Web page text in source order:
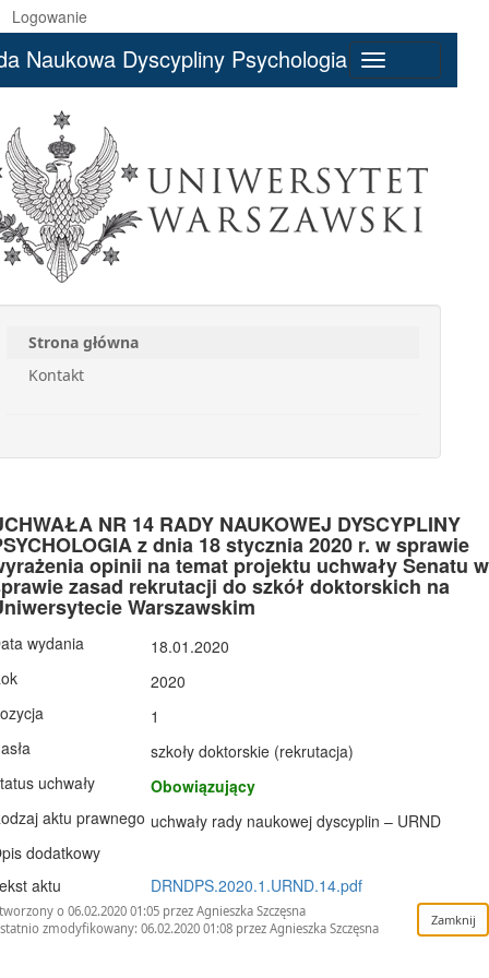
Logowanie
navigation
Naukowa Dyscypliny Psychologia
Strona główna
Kontakt
NR 14 RADY NAUKOWEJ DYSCYPLINY
z dnia 18 stycznia 2020 r. w sprawie
opinii na temat projektu uchwały Senatu w
zasad rekrutacji do szkół doktorskich na
Warszawskim
wydania
18.01.2020
2020
1
szkoły doktorskie (rekrutacja)
uchwały
Obowiązujący
aktu prawnego uchwały rady naukowej dyscyplin – URND
dodatkowy
aktu
DRNDPS.2020.1.URND.14.pdf
o 06.02.2020 01:05 przez Agnieszka Szczęsna
zmodyfikowany: 06.02.2020 01:08 przez Agnieszka Szczęsna